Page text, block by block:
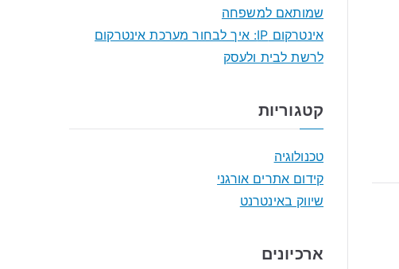
שמותאם למשפחה
אינטרקום IP: איך לבחור מערכת אינטרקום
לרשת לבית ולעסק
קטגוריות
טכנולוגיה
קידום אתרים אורגני
שיווק באינטרנט
ארכיונים